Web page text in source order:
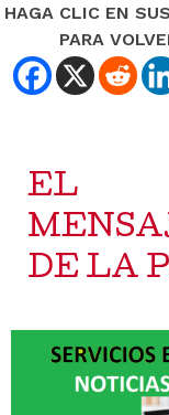
HAGA CLIC EN
PARA
EL
DE LA